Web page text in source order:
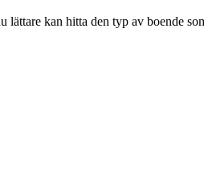
kan hitta den typ av boende